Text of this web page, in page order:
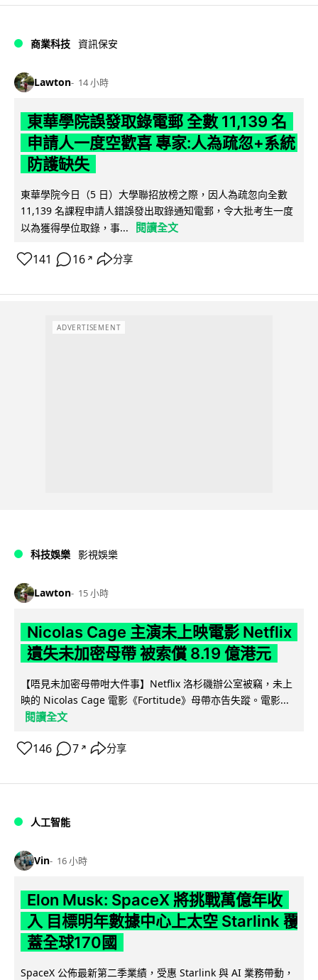
商業科技 資訊保安
Lawton 14 小時
東華學院誤發取錄電郵 全數 11,139 名
申請人一度空歡喜 專家:人為疏忽+系統
防護缺失
東華學院今日（5 日）大學聯招放榜之際，因人為疏忽向全數
11,139 名課程申請人錯誤發出取錄通知電郵，令大批考生一度
以為獲得學位取錄，事...
閱讀全文
141 16 ↗ 分享
ADVERTISEMENT
科技娛樂 影視娛樂
Lawton 15 小時
Nicolas Cage 主演未上映電影 Netflix
遺失未加密母帶 被索償 8.19 億港元
【唔見未加密母帶咁大件事】Netflix 洛杉磯辦公室被竊，未上
映的 Nicolas Cage 電影《Fortitude》母帶亦告失蹤。電影...
閱讀全文
146 7 ↗ 分享
人工智能
Vin 16 小時
Elon Musk: SpaceX 將挑戰萬億年收
入 目標明年數據中心上太空 Starlink 覆
蓋全球170國
SpaceX 公佈最新第二季業績，受惠 Starlink 與 AI 業務帶動，